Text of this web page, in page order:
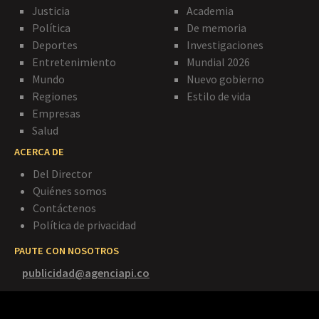
Justicia
Política
Deportes
Entretenimiento
Mundo
Regiones
Empresas
Salud
Academia
De memoria
Investigaciones
Mundial 2026
Nuevo gobierno
Estilo de vida
ACERCA DE
Del Director
Quiénes somos
Contáctenos
Política de privacidad
PAUTE CON NOSOTROS
publicidad@agenciapi.co